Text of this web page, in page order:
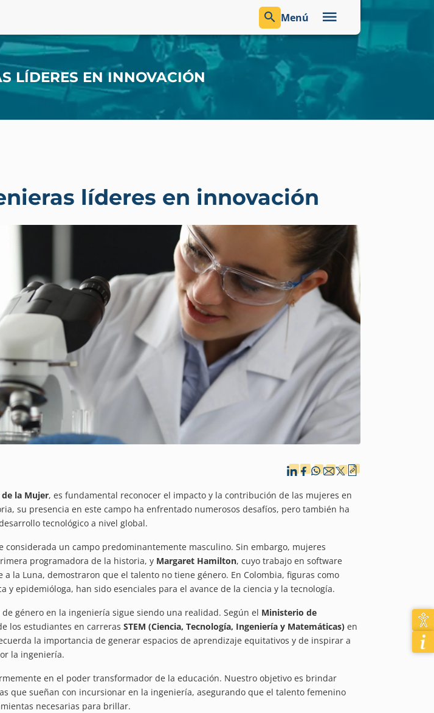
Menú
LÍDERES EN INNOVACIÓN
líderes en innovación
la Mujer, es fundamental reconocer el impacto y la contribución de las mujeres en
su presencia en este campo ha enfrentado numerosos desafíos, pero también ha
tecnológico a nivel global.
considerada un campo predominantemente masculino. Sin embargo, mujeres
programadora de la historia, y Margaret Hamilton, cuyo trabajo en software
la Luna, demostraron que el talento no tiene género. En Colombia, figuras como
y epidemióloga, han sido esenciales para el avance de la ciencia y la tecnología.
género en la ingeniería sigue siendo una realidad. Según el Ministerio de
los estudiantes en carreras STEM (Ciencia, Tecnología, Ingeniería y Matemáticas)en
la importancia de generar espacios de aprendizaje equitativos y de inspirar a
la ingeniería.
en el poder transformador de la educación. Nuestro objetivo es brindar
que sueñan con incursionar en la ingeniería, asegurando que el talento femenino
necesarias para brillar.